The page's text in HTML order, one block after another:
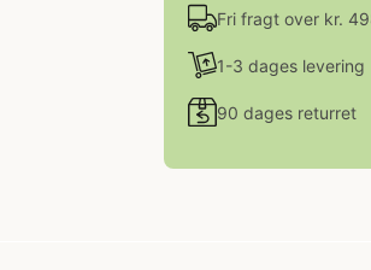
Fri fragt over kr.
1-3 dages levering
90 dages returret